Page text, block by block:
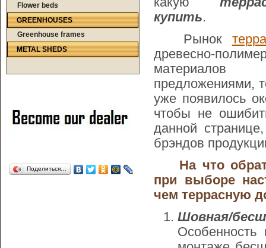
купить.
Рынок
древесно-
предложениями,
уже появилось
чтобы не
данной
брэндов
На что
при выборе
чем террасную
Шовная/
Flower beds
GREENHOUSES
Greenhouse frames
METAL SHEDS
Поделиться…